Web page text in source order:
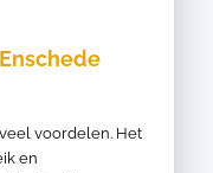
voordelen. Het
en